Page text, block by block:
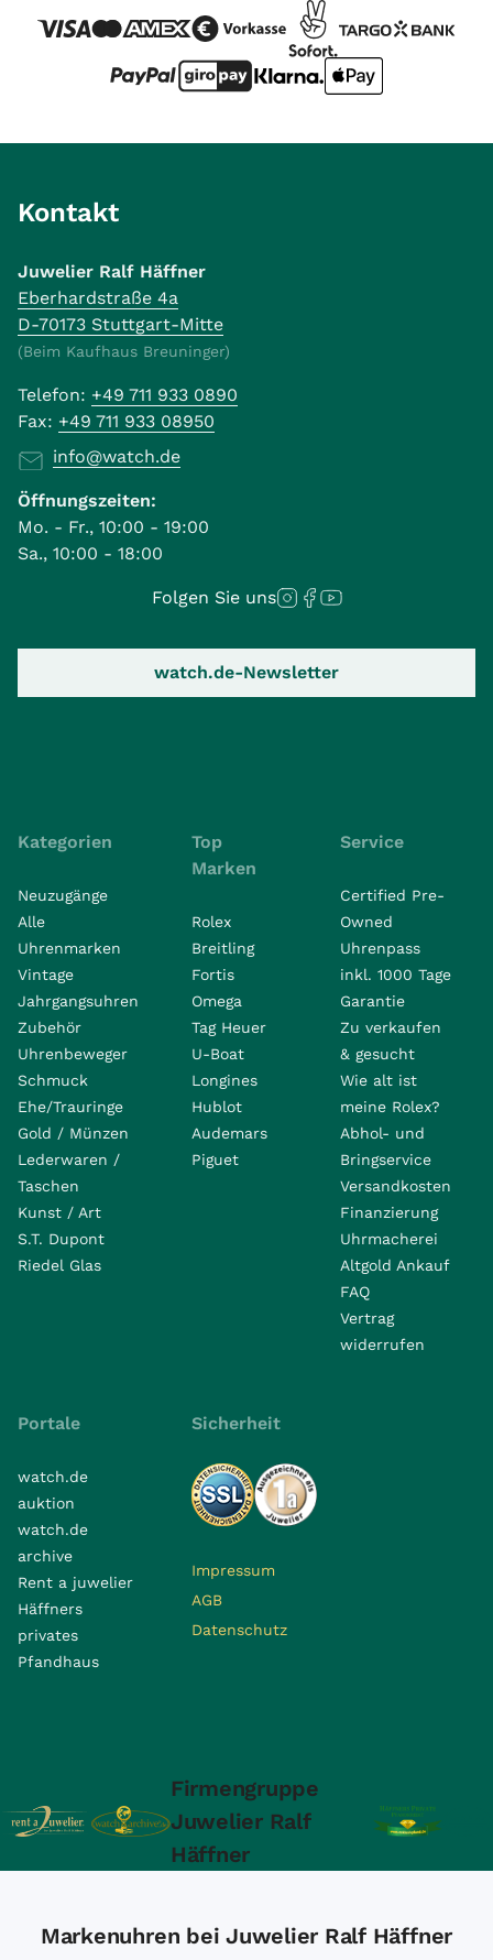
Kontakt
Juwelier Ralf Häffner
Eberhardstraße 4a
D-70173 Stuttgart-Mitte
(Beim Kaufhaus Breuninger)
Telefon: +49 711 933 0890
Fax: +49 711 933 08950
info@watch.de
Öffnungszeiten:
Mo. - Fr., 10:00 - 19:00
Sa., 10:00 - 18:00
Folgen Sie uns
watch.de-Newsletter
Kategorien
Neuzugänge
Alle
Uhrenmarken
Vintage
Jahrgangsuhren
Zubehör
Uhrenbeweger
Schmuck
Ehe/Trauringe
Gold / Münzen
Lederwaren /
Taschen
Kunst / Art
S.T. Dupont
Riedel Glas
Top
Marken
Rolex
Breitling
Fortis
Omega
Tag Heuer
U-Boat
Longines
Hublot
Audemars
Piguet
Service
Certified Pre-
Owned
Uhrenpass
inkl. 1000 Tage
Garantie
Zu verkaufen
& gesucht
Wie alt ist
meine Rolex?
Abhol- und
Bringservice
Versandkosten
Finanzierung
Uhrmacherei
Altgold Ankauf
FAQ
Vertrag
widerrufen
Portale
watch.de
auktion
watch.de
archive
Rent a juwelier
Häffners
privates
Pfandhaus
Sicherheit
Impressum
AGB
Datenschutz
Firmengruppe
Juwelier Ralf
Häffner
Markenuhren bei Juwelier Ralf Häffner